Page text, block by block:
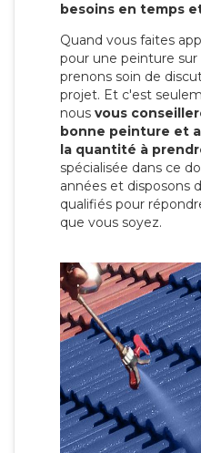
besoins en temps
Quand vous faites
pour une peinture
prenons soin de
projet. Et c'est
nous vous
bonne peinture et
la quantité à
spécialisée dans ce
années et disposons
qualifiés pour
que vous soyez.